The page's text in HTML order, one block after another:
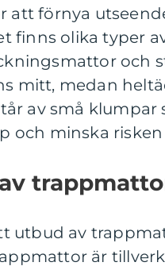
att förnya
finns olika typer
och
mitt, medan
av små
och minska
utbud av
är